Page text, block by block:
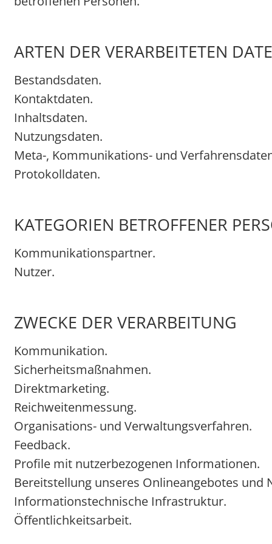
ARTEN DER VERARBEITETEN
Bestandsdaten.
Kontaktdaten.
Inhaltsdaten.
Nutzungsdaten.
Meta-, Kommunikations- und
Protokolldaten.
KATEGORIEN BETROFFENER
Kommunikationspartner.
Nutzer.
ZWECKE DER VERARBEITUNG
Kommunikation.
Sicherheitsmaßnahmen.
Direktmarketing.
Reichweitenmessung.
Organisations- und Verwaltungsverfahren.
Feedback.
Profile mit nutzerbezogenen Informationen.
Bereitstellung unseres Onlineangebotes und
Informationstechnische Infrastruktur.
Öffentlichkeitsarbeit.